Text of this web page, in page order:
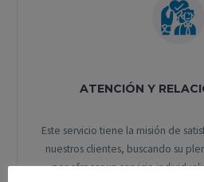
ATENCIÓN Y
Este servicio tiene la misión de
nuestros clientes, buscando su
por ofrecer un servicio